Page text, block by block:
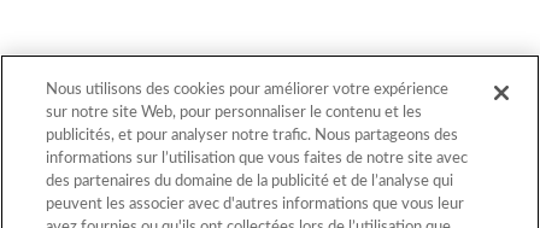
Retour au début
Nous utilisons des cookies pour améliorer votre expérience
sur notre site Web, pour personnaliser le contenu et les
publicités, et pour analyser notre trafic. Nous partageons des
informations sur l’utilisation que vous faites de notre site avec
des partenaires du domaine de la publicité et de l’analyse qui
peuvent les associer avec d'autres informations que vous leur